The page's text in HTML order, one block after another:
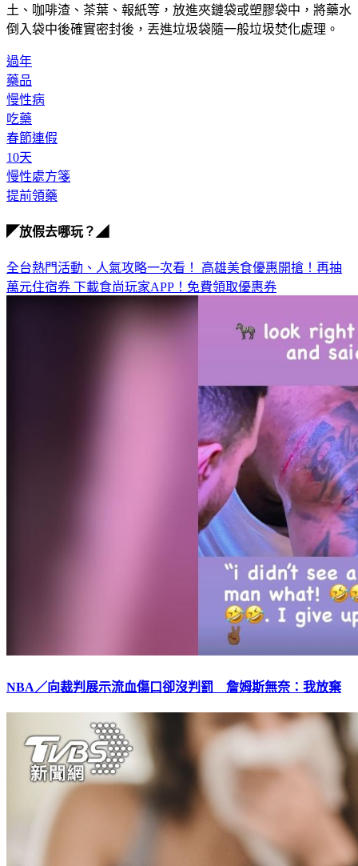
土、咖啡渣、茶葉、報紙等，放進夾鏈袋或塑膠袋中，將藥水
倒入袋中後確實密封後，丟進垃圾袋隨一般垃圾焚化處理。
過年
藥品
慢性病
吃藥
春節連假
10天
慢性處方箋
提前領藥
◤放假去哪玩？◢
全台熱門活動、人氣攻略一次看！ 高雄美食優惠開搶！再抽
萬元住宿券 下載食尚玩家APP！免費領取優惠券
NBA／向裁判展示流血傷口卻沒判罰 詹姆斯無奈：我放棄